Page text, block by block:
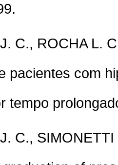
C., ROCHA L.
pacientes com
tempo
C.,